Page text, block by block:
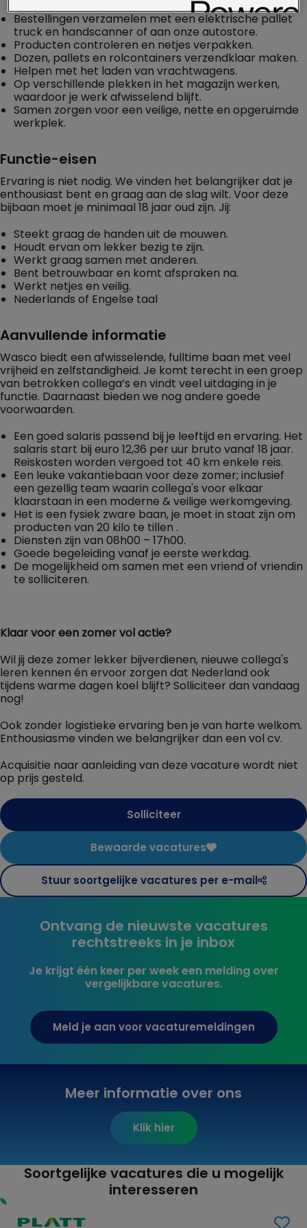
Bestellingen verzamelen met een elektrische pallet
truck en handscanner of aan onze autostore.
Producten controleren en netjes verpakken.
Dozen, pallets en rolcontainers verzendklaar maken.
Helpen met het laden van vrachtwagens.
Op verschillende plekken in het magazijn werken,
waardoor je werk afwisselend blijft.
Samen zorgen voor een veilige, nette en opgeruimde
werkplek.
Functie-eisen
Ervaring is niet nodig. We vinden het belangrijker dat je
enthousiast bent en graag aan de slag wilt. Voor deze
bijbaan moet je minimaal 18 jaar oud zijn. Jij:
Steekt graag de handen uit de mouwen.
Houdt ervan om lekker bezig te zijn.
Werkt graag samen met anderen.
Bent betrouwbaar en komt afspraken na.
Werkt netjes en veilig.
Nederlands of Engelse taal
Aanvullende informatie
Wasco biedt een afwisselende, fulltime baan met veel
vrijheid en zelfstandigheid. Je komt terecht in een groep
van betrokken collega’s en vindt veel uitdaging in je
functie. Daarnaast bieden we nog andere goede
voorwaarden.
Een goed salaris passend bij je leeftijd en ervaring. Het
salaris start bij euro 12,36 per uur bruto vanaf 18 jaar.
Reiskosten worden vergoed tot 40 km enkele reis.
Een leuke vakantiebaan voor deze zomer; inclusief
een gezellig team waarin collega's voor elkaar
klaarstaan in een moderne & veilige werkomgeving.
Het is een fysiek zware baan, je moet in staat zijn om
producten van 20 kilo te tillen .
Diensten zijn van 08h00 – 17h00.
Goede begeleiding vanaf je eerste werkdag.
De mogelijkheid om samen met een vriend of vriendin
te solliciteren.
Klaar voor een zomer vol actie?
Wil jij deze zomer lekker bijverdienen, nieuwe collega's
leren kennen én ervoor zorgen dat Nederland ook
tijdens warme dagen koel blijft? Solliciteer dan vandaag
nog!
Ook zonder logistieke ervaring ben je van harte welkom.
Enthousiasme vinden we belangrijker dan een vol cv.
Acquisitie naar aanleiding van deze vacature wordt niet
op prijs gesteld.
Solliciteer
Bewaarde vacatures
Stuur soortgelijke vacatures per e-mail
Ontvang de nieuwste vacatures
rechtstreeks in je inbox
Je krijgt één keer per week een melding over
vergelijkbare vacatures.
Meld je aan voor vacaturemeldingen
Meer informatie over ons
Klik hier
Soortgelijke vacatures die u mogelijk
interesseren